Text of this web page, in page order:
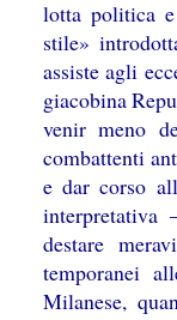
lotta politica
stile»
assiste agli
giacobina
venir meno
combattenti
e dar corso
destare
temporanei
Milanese,